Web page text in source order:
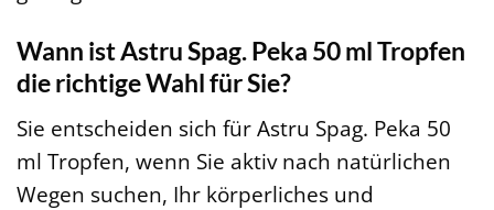
Wann ist Astru Spag. Peka 50 ml Tropfen
die richtige Wahl für Sie?
Sie entscheiden sich für Astru Spag. Peka 50
ml Tropfen, wenn Sie aktiv nach natürlichen
Wegen suchen, Ihr körperliches und